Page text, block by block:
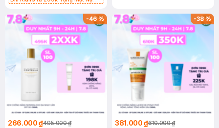
25ml (SL Có Hạn)
-46%
266.000 ₫495.000 ₫
-38%
381.000 ₫610.000 ₫